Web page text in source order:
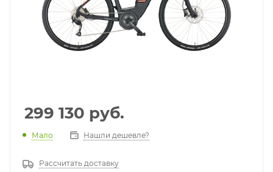
299 130 руб.
Мало Нашли дешевле?
Рассчитать доставку